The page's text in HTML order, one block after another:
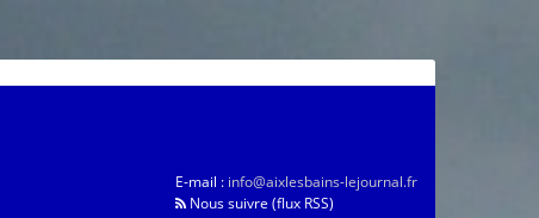
E-mail : info@aixlesbains-lejournal.fr
Nous suivre (flux RSS)